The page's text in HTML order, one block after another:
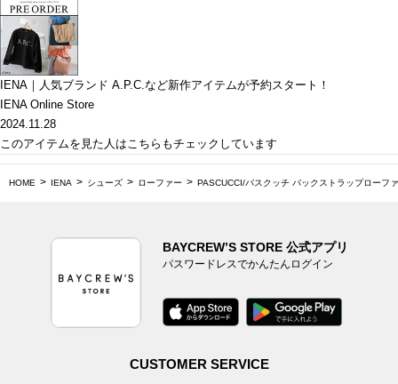
IENA｜人気ブランド A.P.C.など新作アイテムが予約スタート！
IENA Online Store
2024.11.28
このアイテムを見た人はこちらもチェックしています
HOME IENA シューズ ローファー PASCUCCI/パスクッチ バックストラップローフ
BAYCREW’S STORE 公式アプリ
パスワードレスでかんたんログイン
CUSTOMER SERVICE